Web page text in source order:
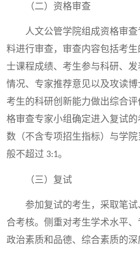
（二） 资格审查
人文公管学院组成资格审
料进行审查，审查内容包括考
士课程成绩、考生参与科研、
情况、专家推荐意见以及攻读
考生的科研创新能力做出综合
格审查专家小组确定进入复试
数（不含专项招生指标）与学
般不超过 3:1。
（三）复试
参加复试的考生，采取笔
合考核。侧重对考生学术水平
政治素质和品德、综合素质的深